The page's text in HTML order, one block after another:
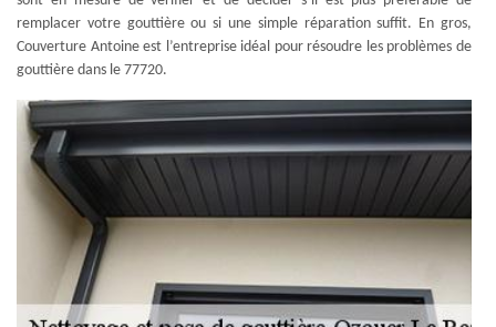
remplacer votre gouttière ou si une simple réparation suffit. En gros,
Couverture Antoine est l’entreprise idéal pour résoudre les problèmes de
gouttière dans le 77720.